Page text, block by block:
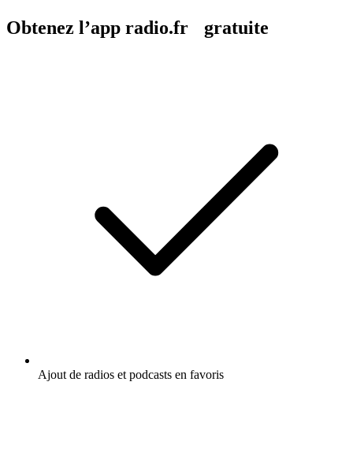
Obtenez l’app radio.fr gratuite
Ajout de radios et podcasts en favoris